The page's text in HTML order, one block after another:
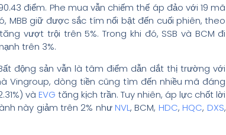
điểm. Phe mua vẫn chiếm thế áp đảo với 19 mã
MBB giữ được sắc tím nổi bật đến cuối phiên, theo
vượt trội trên 5%. Trong khi đó, SSB và BCM đi
trên 3%.
động sản vẫn là tâm điểm dẫn dắt thị trường với
Vingroup, dòng tiền cũng tìm đến nhiều mã đáng
và EVG tăng kịch trần. Tuy nhiên, áp lực chốt lời
này giảm trên 2% như NVL, BCM, HDC, HQC, DXS,